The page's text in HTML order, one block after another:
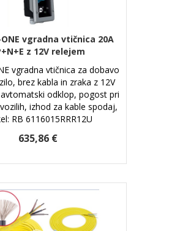
vgradna vtičnica 20A
z 12V relejem
vgradna vtičnica za dobavo
brez kabla in zraka z 12V
odklop, pogost pri
izhod za kable spodaj,
RB 6116015RRR12U
635,86 €